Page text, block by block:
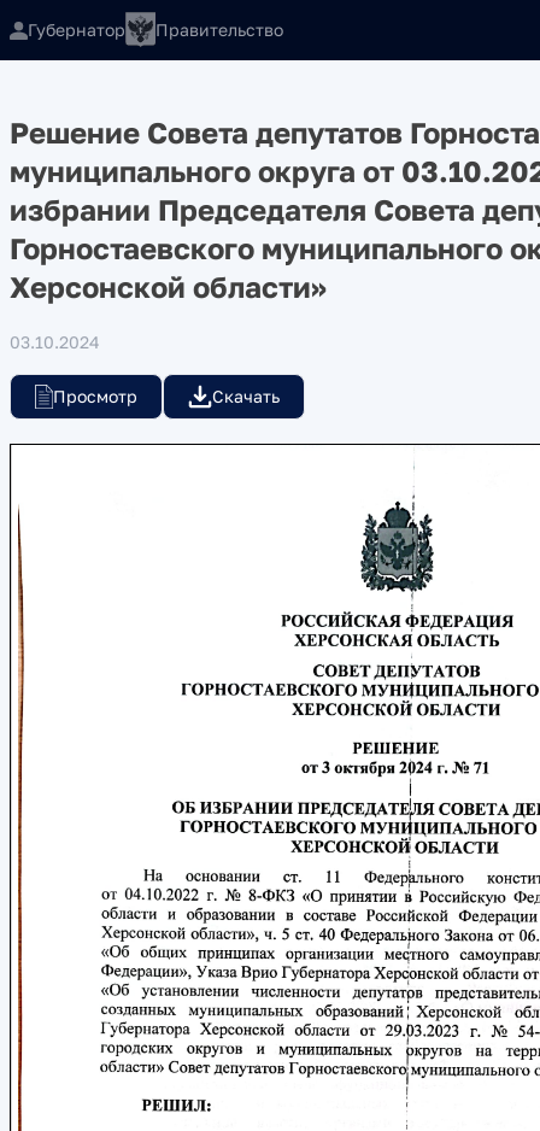
Губернатор Правительство
Решение Совета депутатов
муниципального округа от
избрании Председателя Совета
Горностаевского муниципального
Херсонской области»
03.10.2024
Просмотр Скачать